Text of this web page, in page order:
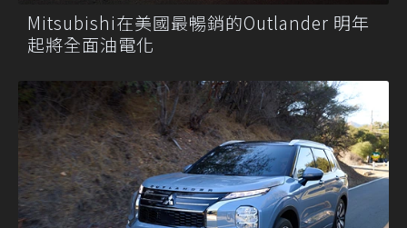
Mitsubishi在美國最暢銷的Outlander 明年
起將全面油電化